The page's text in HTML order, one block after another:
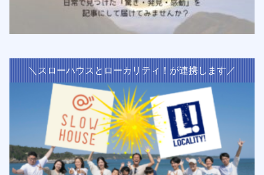
＼スローハウスとローカリティ！が連携します／